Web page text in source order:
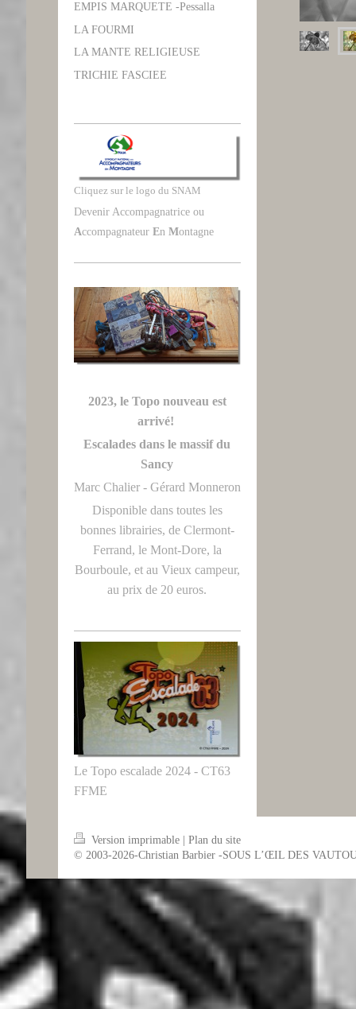
EMPIS MARQUETE -Pessalla
LA FOURMI
LA MANTE RELIGIEUSE
TRICHIE FASCIEE
Cliquez sur le logo du SNAM
Devenir Accompagnatrice ou
Accompagnateur En Montagne
2023, le Topo nouveau est
arrivé!
Escalades dans le massif du
Sancy
Marc Chalier - Gérard Monneron
Disponible dans toutes les
bonnes librairies, de Clermont-
Ferrand, le Mont-Dore, la
Bourboule, et au Vieux campeur,
au prix de 20 euros.
Le Topo escalade 2024 - CT63
FFME
Version imprimable
Plan du site
© 2003-2026-Christian Barbier -SOUS L’ŒIL DES